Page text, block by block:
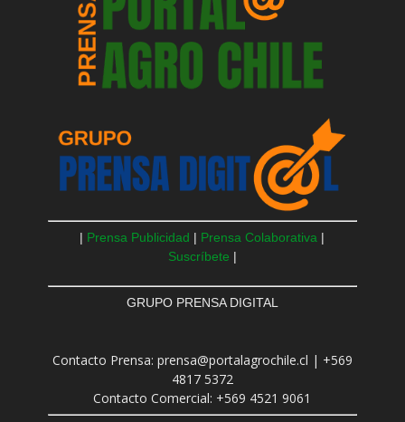
| Prensa Publicidad | Prensa Colaborativa |
Suscríbete |
GRUPO PRENSA DIGITAL
Contacto Prensa: prensa@portalagrochile.cl | +569
4817 5372
Contacto Comercial: +569 4521 9061